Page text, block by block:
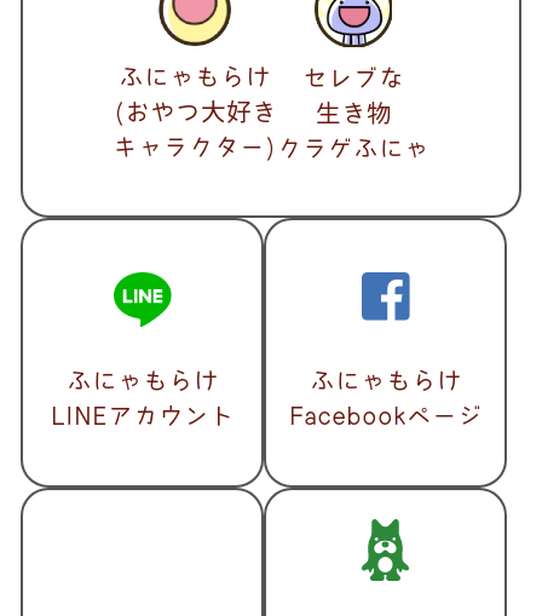
ふにゃもらけ
(おやつ大好き
キャラクター)
セレブな
生き物
クラゲふにゃ
ふにゃもらけ
LINEアカウント
ふにゃもらけ
Facebookページ